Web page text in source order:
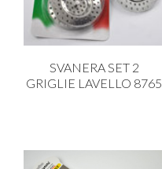
SVANERA SET 2
GRIGLIE LAVELLO 8765